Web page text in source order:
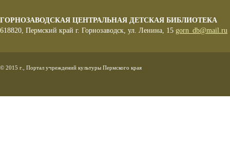
ГОРНОЗАВОДСКАЯ ЦЕНТРАЛЬНАЯ ДЕТСКАЯ БИБЛИОТЕКА
618820, Пермский край г. Горнозаводск, ул. Ленина, 15 gorn_db@mail.ru
© 2015 г., Портал учреждений культуры Пермского края